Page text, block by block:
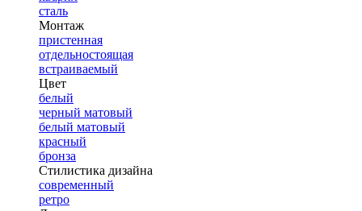
сталь
Монтаж
пристенная
отдельностоящая
встраиваемый
Цвет
белый
черный матовый
белый матовый
красный
бронза
Стилистика дизайна
современный
ретро